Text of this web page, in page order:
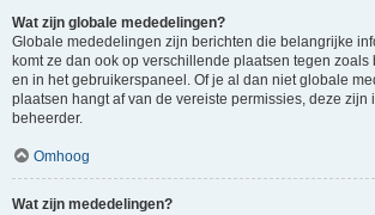
Wat zijn globale mededelingen?
Globale mededelingen zijn berichten die belangrijke
komt ze dan ook op verschillende plaatsen tegen
en in het gebruikerspaneel. Of je al dan niet globale
plaatsen hangt af van de vereiste permissies, deze zijn
beheerder.
Omhoog
Wat zijn mededelingen?